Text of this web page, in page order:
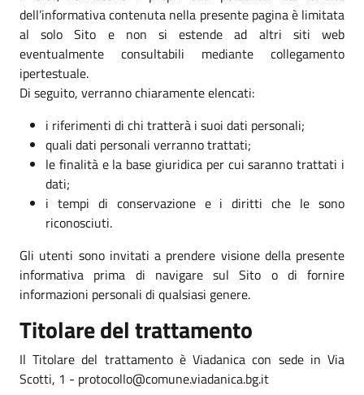
dell’informativa contenuta nella presente pagina è limitata
al solo Sito e non si estende ad altri siti web
eventualmente consultabili mediante collegamento
ipertestuale.
Di seguito, verranno chiaramente elencati:
i riferimenti di chi tratterà i suoi dati personali;
quali dati personali verranno trattati;
le finalità e la base giuridica per cui saranno trattati i
dati;
i tempi di conservazione e i diritti che le sono
riconosciuti.
Gli utenti sono invitati a prendere visione della presente
informativa prima di navigare sul Sito o di fornire
informazioni personali di qualsiasi genere.
Titolare del trattamento
Il Titolare del trattamento è Viadanica con sede in Via
Scotti, 1 - protocollo@comune.viadanica.bg.it